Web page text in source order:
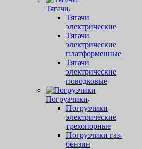
Тягачи
Тягачи
электрические
Тягачи
электрические
платформенные
Тягачи
электрические
поводковые
Погрузчики
Погрузчики
электрические
трехопорные
Погрузчики газ-
бензин